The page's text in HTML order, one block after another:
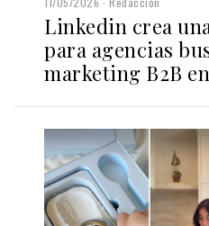
Linkedin crea
para agencias
marketing B2B